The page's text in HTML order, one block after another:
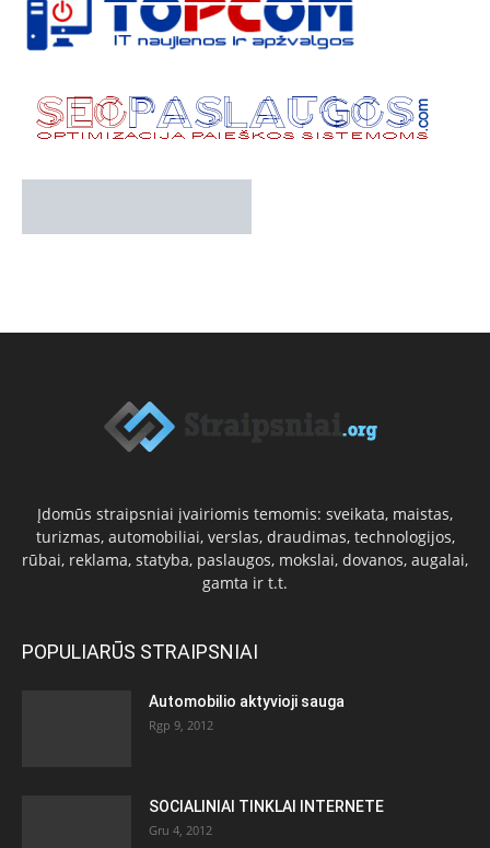
Įdomūs straipsniai įvairiomis temomis: sveikata, maistas,
turizmas, automobiliai, verslas, draudimas, technologijos,
rūbai, reklama, statyba, paslaugos, mokslai, dovanos, augalai,
gamta ir t.t.
POPULIARŪS STRAIPSNIAI
Automobilio aktyvioji sauga
Rgp 9, 2012
SOCIALINIAI TINKLAI INTERNETE
Gru 4, 2012